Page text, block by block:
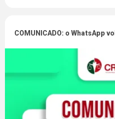
COMUNICADO: o WhatsApp